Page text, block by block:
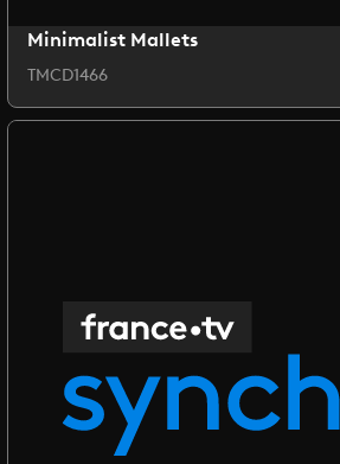
Minimalist Mallets
TMCD1466